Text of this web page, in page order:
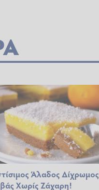
Άλαδος Δίχρωμος
Χωρίς Ζάχαρη!